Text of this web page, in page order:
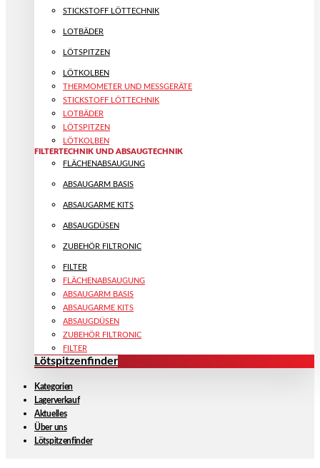
STICKSTOFF LÖTTECHNIK
LOTBÄDER
LÖTSPITZEN
LÖTKOLBEN
THERMOMETER UND MESSGERÄTE
STICKSTOFF LÖTTECHNIK
LOTBÄDER
LÖTSPITZEN
LÖTKOLBEN
FILTERTECHNIK UND ABSAUGTECHNIK
FLÄCHENABSAUGUNG
ABSAUGARM BASIS
ABSAUGARME KITS
ABSAUGDÜSEN
ZUBEHÖR FILTRONIC
FILTER
FLÄCHENABSAUGUNG
ABSAUGARM BASIS
ABSAUGARME KITS
ABSAUGDÜSEN
ZUBEHÖR FILTRONIC
FILTER
Lötspitzenfinder
Kategorien
Lagerverkauf
Aktuelles
Über uns
Lötspitzenfinder